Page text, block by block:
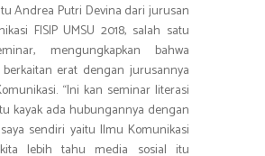
Andrea Putri Devina dari jurusan
FISIP UMSU 2018, salah satu
mengungkapkan bahwa
erat dengan jurusannya
“Ini kan seminar literasi
kayak ada hubungannya dengan
sendiri yaitu Ilmu Komunikasi
lebih tahu media sosial itu